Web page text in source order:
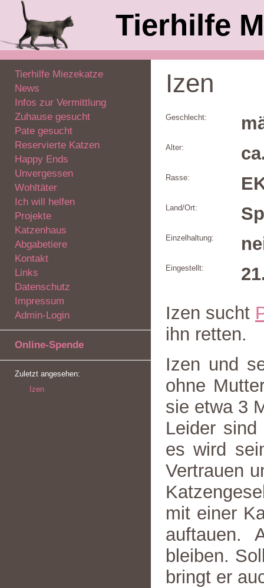
Tierhilfe
Tierhilfe Miezekatze
News
Infos zur Vermittlung
Zuhause gesucht
Pate gesucht
Reservierte Katzen
Happy Ends
Unvergessen
Wohltäter
Ich will helfen
Projekte
Katzenhaus
Abgabetiere
Kontakt
Links
Datenschutz
Impressum
Admin-Login
Online-Spende
Zuletzt angesehen:
Izen
Izen
Geschlecht:
Alter:
Rasse:
Land/Ort:
Einzelhaltung:
Eingestellt:
Izen sucht
ihn retten.
Izen und
ohne
sie etwa 3
Leider
es wird
Vertrauen
mit einer
auftauen.
bleiben.
bringt er